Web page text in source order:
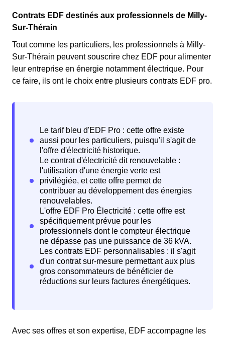
Contrats EDF destinés aux professionnels de Milly-
Sur-Thérain
Tout comme les particuliers, les professionnels à Milly-
Sur-Thérain peuvent souscrire chez EDF pour alimenter
leur entreprise en énergie notamment électrique. Pour
ce faire, ils ont le choix entre plusieurs contrats EDF pro.
Avec ses offres et son expertise, EDF accompagne les